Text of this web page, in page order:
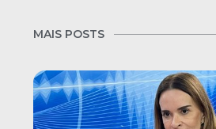
MAIS POSTS